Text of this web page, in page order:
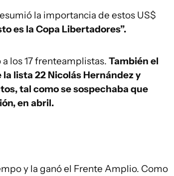
la importancia de estos US$
es la Copa Libertadores”.
los 17 frenteamplistas. También el
lista 22 Nicolás Hernández y
tal como se sospechaba que
en abril.
y la ganó el Frente Amplio. Como